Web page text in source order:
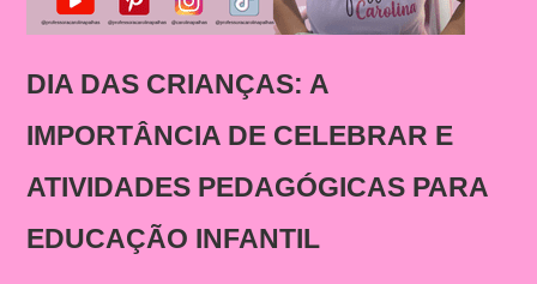
DIA DAS CRIANÇAS: A
IMPORTÂNCIA DE CELEBRAR E
ATIVIDADES PEDAGÓGICAS PARA
EDUCAÇÃO INFANTIL